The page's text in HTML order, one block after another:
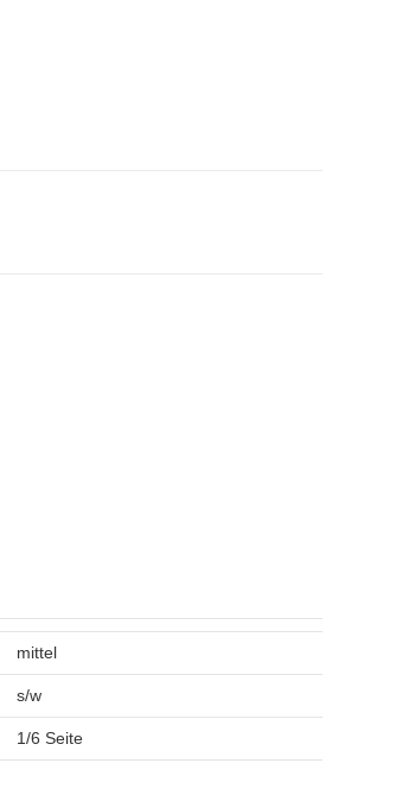
mittel
s/w
1/6 Seite